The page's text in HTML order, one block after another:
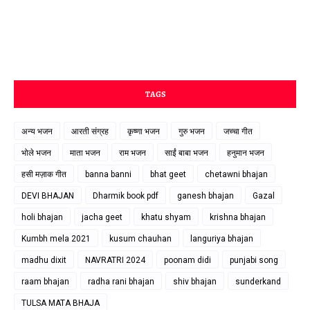
TAGS
अन्य भजन आरती संग्रह कृष्णा भजन गुरु भजन जच्चा गीत
भोले भजन माता भजन राम भजन साईं बाबा भजन हनुमान भजन
हसी मज़ाक गीत banna banni bhat geet chetawni bhajan
DEVI BHAJAN Dharmik book pdf ganesh bhajan Gazal
holi bhajan jacha geet khatu shyam krishna bhajan
Kumbh mela 2021 kusum chauhan languriya bhajan
madhu dixit NAVRATRI 2024 poonam didi punjabi song
raam bhajan radha rani bhajan shiv bhajan sunderkand
TULSA MATA BHAJA